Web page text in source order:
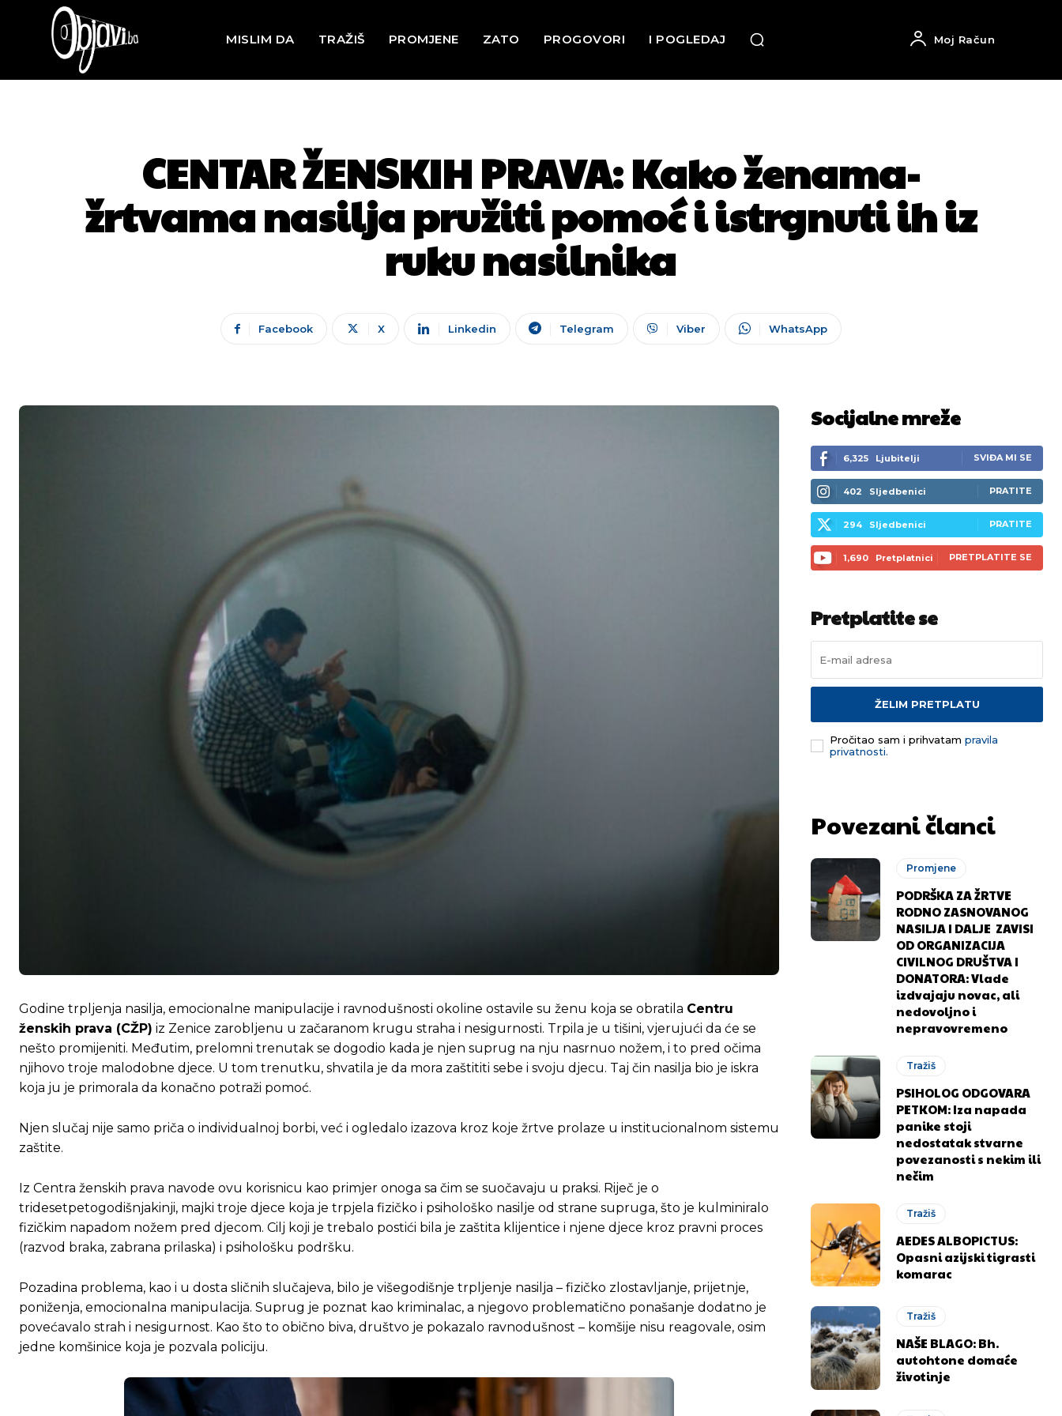
MISLIM DA TRAŽIŠ PROMJENE ZATO PROGOVORI I POGLEDAJ Moj Račun
CENTAR ŽENSKIH PRAVA: Kako ženama-
žrtvama nasilja pružiti pomoć i istrgnuti ih iz
ruku nasilnika
Facebook X Linkedin Telegram Viber WhatsApp
Godine trpljenja nasilja, emocionalne manipulacije i ravnodušnosti okoline ostavile su ženu koja se obratila Centru
ženskih prava (CŽP) iz Zenice zarobljenu u začaranom krugu straha i nesigurnosti. Trpila je u tišini, vjerujući da će se
nešto promijeniti. Međutim, prelomni trenutak se dogodio kada je njen suprug na nju nasrnuo nožem, i to pred očima
njihovo troje malodobne djece. U tom trenutku, shvatila je da mora zaštititi sebe i svoju djecu. Taj čin nasilja bio je iskra
koja ju je primorala da konačno potraži pomoć.
Njen slučaj nije samo priča o individualnoj borbi, već i ogledalo izazova kroz koje žrtve prolaze u institucionalnom sistemu
zaštite.
Iz Centra ženskih prava navode ovu korisnicu kao primjer onoga sa čim se suočavaju u praksi. Riječ je o
tridesetpetogodišnjakinji, majki troje djece koja je trpjela fizičko i psihološko nasilje od strane supruga, što je kulminiralo
fizičkim napadom nožem pred djecom. Cilj koji je trebalo postići bila je zaštita klijentice i njene djece kroz pravni proces
(razvod braka, zabrana prilaska) i psihološku podršku.
Pozadina problema, kao i u dosta sličnih slučajeva, bilo je višegodišnje trpljenje nasilja – fizičko zlostavljanje, prijetnje,
poniženja, emocionalna manipulacija. Suprug je poznat kao kriminalac, a njegovo problematično ponašanje dodatno je
povećavalo strah i nesigurnost. Kao što to obično biva, društvo je pokazalo ravnodušnost – komšije nisu reagovale, osim
jedne komšinice koja je pozvala policiju.
Socijalne mreže
6,325 Ljubitelji SVIĐA MI SE
402 Sljedbenici PRATITE
294 Sljedbenici PRATITE
1,690 Pretplatnici PRETPLATITE SE
Pretplatite se
ŽELIM PRETPLATU
Pročitao sam i prihvatam pravila
privatnosti.
Povezani članci
Promjene
PODRŠKA ZA ŽRTVE
RODNO ZASNOVANOG
NASILJA I DALJE ZAVISI
OD ORGANIZACIJA
CIVILNOG DRUŠTVA I
DONATORA: Vlade
izdvajaju novac, ali
nedovoljno i
nepravovremeno
Tražiš
PSIHOLOG ODGOVARA
PETKOM: Iza napada
panike stoji
nedostatak stvarne
povezanosti s nekim ili
nečim
Tražiš
AEDES ALBOPICTUS:
Opasni azijski tigrasti
komarac
Tražiš
NAŠE BLAGO: Bh.
autohtone domaće
životinje